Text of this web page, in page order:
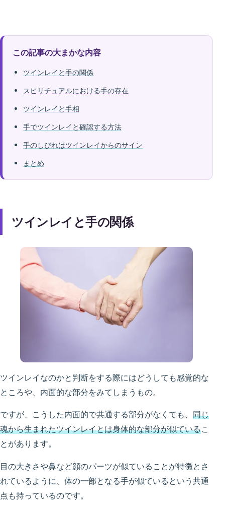
この記事の大まかな内容
ツインレイと手の関係
スピリチュアルにおける手の存在
ツインレイと手相
手でツインレイと確認する方法
手のしびれはツインレイからのサイン
まとめ
ツインレイと手の関係
ツインレイなのかと判断をする際にはどうしても感覚的な
ところや、内面的な部分をみてしまうもの。
ですが、こうした内面的で共通する部分がなくても、 同じ
魂から生まれたツインレイとは身体的な部分が似ているこ
とがあります。
目の大きさや鼻など顔のパーツが似ていることが特徴とさ
れているように、体の一部となる手が似ているという共通
点も持っているのです。